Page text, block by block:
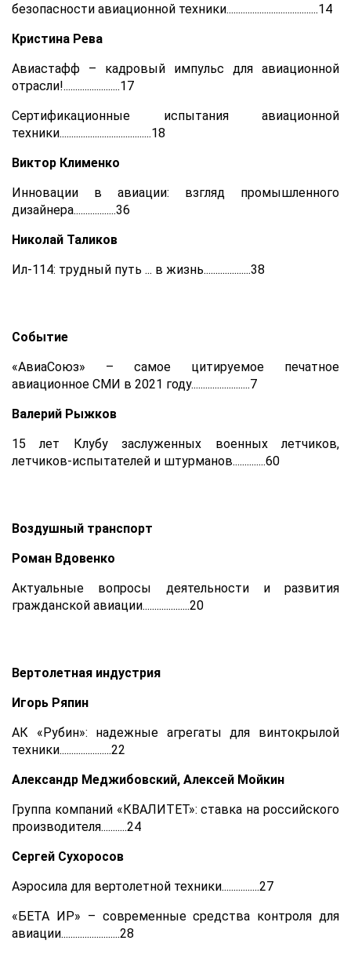
безопасности авиационной техники.......................................14
Кристина Рева
Авиастафф – кадровый импульс для авиационной
отрасли!........................17
Сертификационные испытания авиационной
техники.......................................18
Виктор Клименко
Инновации в авиации: взгляд промышленного
дизайнера..................36
Николай Таликов
Ил-114: трудный путь ... в жизнь....................38
Событие
«АвиаСоюз» – самое цитируемое печатное
авиационное СМИ в 2021 году.........................7
Валерий Рыжков
15 лет Клубу заслуженных военных летчиков,
летчиков-испытателей и штурманов..............60
Воздушный транспорт
Роман Вдовенко
Актуальные вопросы деятельности и развития
гражданской авиации....................20
Вертолетная индустрия
Игорь Ряпин
АК «Рубин»: надежные агрегаты для винтокрылой
техники......................22
Александр Меджибовский, Алексей Мойкин
Группа компаний «КВАЛИТЕТ»: ставка на российского
производителя...........24
Сергей Сухоросов
Аэросила для вертолетной техники................27
«БЕТА ИР» – современные средства контроля для
авиации.........................28